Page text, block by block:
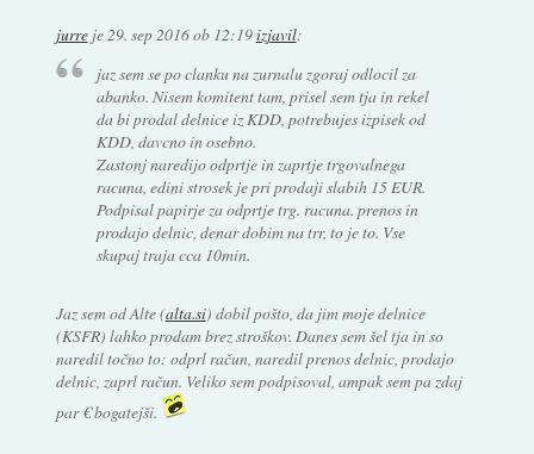
jurreje29. sep 2016 ob 12:19izjavil:
jaz sem se po clanku na zurnalu zgoraj odlocil za
abanko. Nisem komitent tam, prisel sem tja in rekel
da bi prodal delnice iz KDD, potrebujes izpisek od
KDD, davcno in osebno.
Zastonj naredijo odprtje in zaprtje trgovalnega
racuna, edini strosek je pri prodaji slabih 15 EUR.
Podpisal papirje za odprtje trg. racuna. prenos in
prodajo delnic, denar dobim na trr, to je to. Vse
skupaj traja cca 10min.
Jaz sem od Alte (alta.si) dobil pošto, da jim moje delnice
(KSFR) lahko prodam brez stroškov. Danes sem šel tja in so
naredil točno to: odprl račun, naredil prenos delnic, prodajo
delnic, zaprl račun. Veliko sem podpisoval, ampak sem pa zdaj
par € bogatejši.